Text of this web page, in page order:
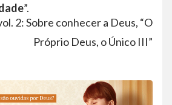
”.
2: Sobre conhecer a Deus, “O
Próprio Deus, o Único III”